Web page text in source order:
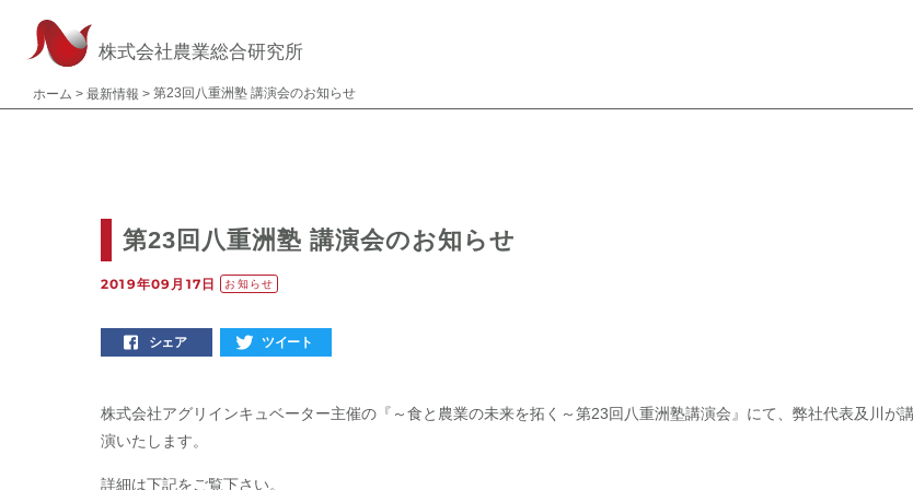
株式会社農業総合研究所
ホーム > 最新情報 > 第23回八重洲塾 講演会のお知らせ
第23回八重洲塾 講演会のお知らせ
2019年09月17日 お知らせ
シェア ツイート
株式会社アグリインキュベーター主催の『～食と農業の未来を拓く～第23回八重洲塾講演会』にて、弊社代表及川が
演いたします。
詳細は下記をご覧下さい。